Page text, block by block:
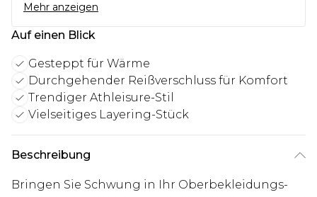
Mehr anzeigen
Auf einen Blick
Gesteppt für Wärme
Durchgehender Reißverschluss für Komfort
Trendiger Athleisure-Stil
Vielseitiges Layering-Stück
Beschreibung
Bringen Sie Schwung in Ihr Oberbekleidungs-